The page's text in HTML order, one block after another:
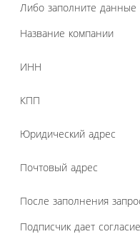
Либо заполните
Название компании
ИНН
КПП
Юридический адрес
Почтовый адрес
После заполнения
Подписчик дает